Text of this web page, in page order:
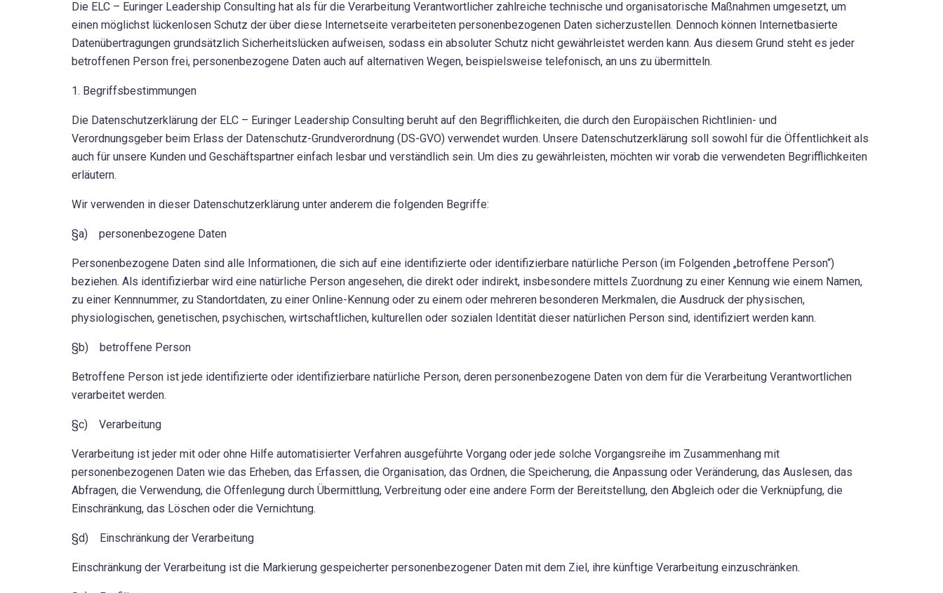
Die ELC – Euringer Leadership Consulting hat als für die Verarbeitung Verantwortlicher zahlreiche technische und organisatorische Maßnahmen umgesetzt, um
einen möglichst lückenlosen Schutz der über diese Internetseite verarbeiteten personenbezogenen Daten sicherzustellen. Dennoch können Internetbasierte
Datenübertragungen grundsätzlich Sicherheitslücken aufweisen, sodass ein absoluter Schutz nicht gewährleistet werden kann. Aus diesem Grund steht es jeder
betroffenen Person frei, personenbezogene Daten auch auf alternativen Wegen, beispielsweise telefonisch, an uns zu übermitteln.
1. Begriffsbestimmungen
Die Datenschutzerklärung der ELC – Euringer Leadership Consulting beruht auf den Begrifflichkeiten, die durch den Europäischen Richtlinien- und
Verordnungsgeber beim Erlass der Datenschutz-Grundverordnung (DS-GVO) verwendet wurden. Unsere Datenschutzerklärung soll sowohl für die Öffentlichkeit als
auch für unsere Kunden und Geschäftspartner einfach lesbar und verständlich sein. Um dies zu gewährleisten, möchten wir vorab die verwendeten Begrifflichkeiten
erläutern.
Wir verwenden in dieser Datenschutzerklärung unter anderem die folgenden Begriffe:
§a) personenbezogene Daten
Personenbezogene Daten sind alle Informationen, die sich auf eine identifizierte oder identifizierbare natürliche Person (im Folgenden „betroffene Person“)
beziehen. Als identifizierbar wird eine natürliche Person angesehen, die direkt oder indirekt, insbesondere mittels Zuordnung zu einer Kennung wie einem Namen,
zu einer Kennnummer, zu Standortdaten, zu einer Online-Kennung oder zu einem oder mehreren besonderen Merkmalen, die Ausdruck der physischen,
physiologischen, genetischen, psychischen, wirtschaftlichen, kulturellen oder sozialen Identität dieser natürlichen Person sind, identifiziert werden kann.
§b) betroffene Person
Betroffene Person ist jede identifizierte oder identifizierbare natürliche Person, deren personenbezogene Daten von dem für die Verarbeitung Verantwortlichen
verarbeitet werden.
§c) Verarbeitung
Verarbeitung ist jeder mit oder ohne Hilfe automatisierter Verfahren ausgeführte Vorgang oder jede solche Vorgangsreihe im Zusammenhang mit
personenbezogenen Daten wie das Erheben, das Erfassen, die Organisation, das Ordnen, die Speicherung, die Anpassung oder Veränderung, das Auslesen, das
Abfragen, die Verwendung, die Offenlegung durch Übermittlung, Verbreitung oder eine andere Form der Bereitstellung, den Abgleich oder die Verknüpfung, die
Einschränkung, das Löschen oder die Vernichtung.
§d) Einschränkung der Verarbeitung
Einschränkung der Verarbeitung ist die Markierung gespeicherter personenbezogener Daten mit dem Ziel, ihre künftige Verarbeitung einzuschränken.